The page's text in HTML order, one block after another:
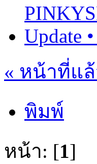
Update
« หน้าที่แ
พิมพ์
หน้า: [1]